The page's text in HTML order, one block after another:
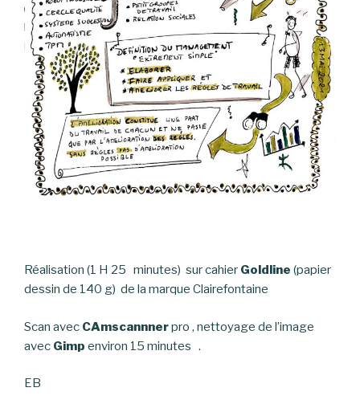
Réalisation (1 H 25 minutes) sur cahier Goldline (papier
dessin de 140 g) de la marque Clairefontaine
Scan avec CAmscannnerpro , nettoyage de l’image
avec Gimp environ 15 minutes .
EB